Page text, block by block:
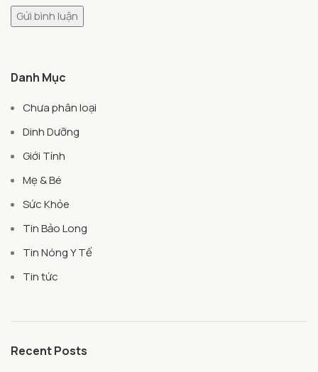
Danh Mục
Chưa phân loại
Dinh Dưỡng
Giới Tính
Mẹ & Bé
Sức Khỏe
Tin Bảo Long
Tin Nóng Y Tế
Tin tức
Recent Posts